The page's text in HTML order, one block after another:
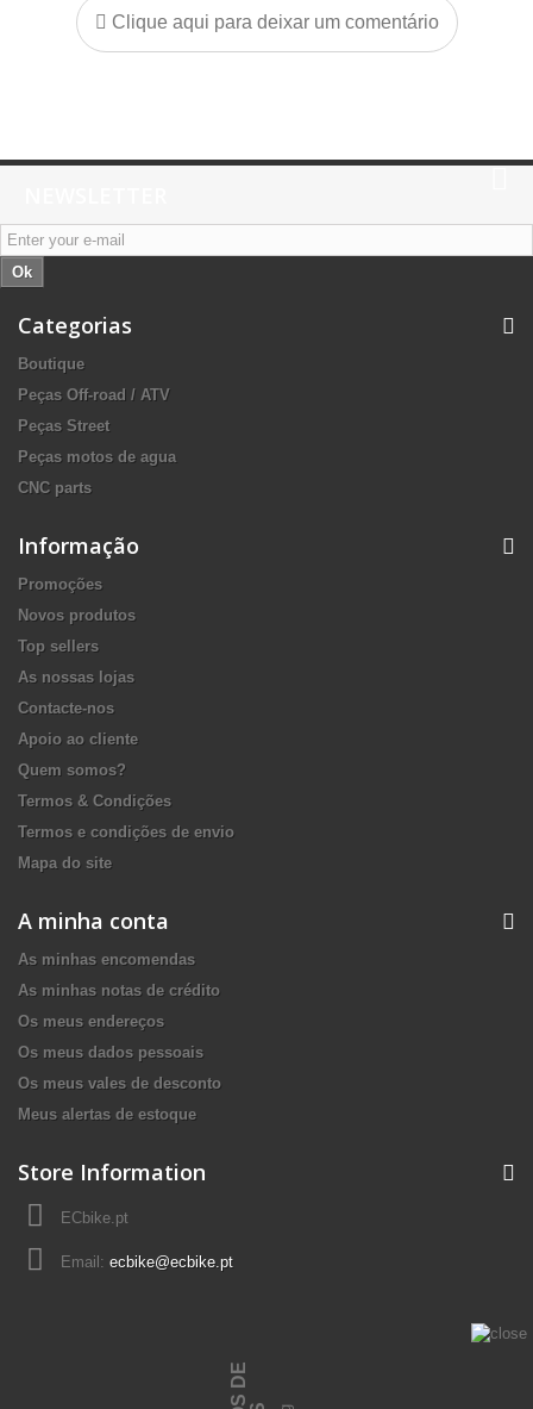
Clique aqui para deixar um comentário
Ok
Categorias
Boutique
Peças Off-road / ATV
Peças Street
Peças motos de agua
CNC parts
Informação
Promoções
Novos produtos
Top sellers
As nossas lojas
Contacte-nos
Apoio ao cliente
Quem somos?
Termos & Condições
Termos e condições de envio
Mapa do site
A minha conta
As minhas encomendas
As minhas notas de crédito
Os meus endereços
Os meus dados pessoais
Os meus vales de desconto
Meus alertas de estoque
Store Information
ECbike.pt
Email: ecbike@ecbike.pt